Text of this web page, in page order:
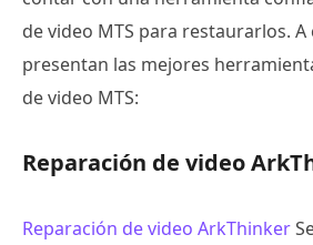
de video MTS para restaurarlos.
presentan las mejores
de video MTS:
Reparación de video
Reparación de video ArkThinker